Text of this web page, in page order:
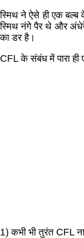
स्मिथ ने ऐसे ही एक बल्ब
स्मिथ नंगे पैर थे और
का डर है।
CFL के संबंध में पारा
1) कभी भी तुरंत CFL